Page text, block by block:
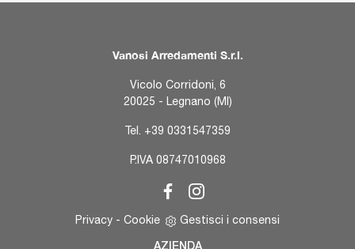
Vanosi Arredamenti S.r.l.
Vicolo Corridoni, 6
20025 - Legnano (MI)
Tel. +39 0331547359
P.IVA 08747010968
Privacy - Cookie Gestisci i consensi